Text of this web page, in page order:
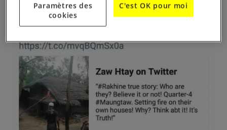
Paramètres des
cookies
C'est OK pour moi